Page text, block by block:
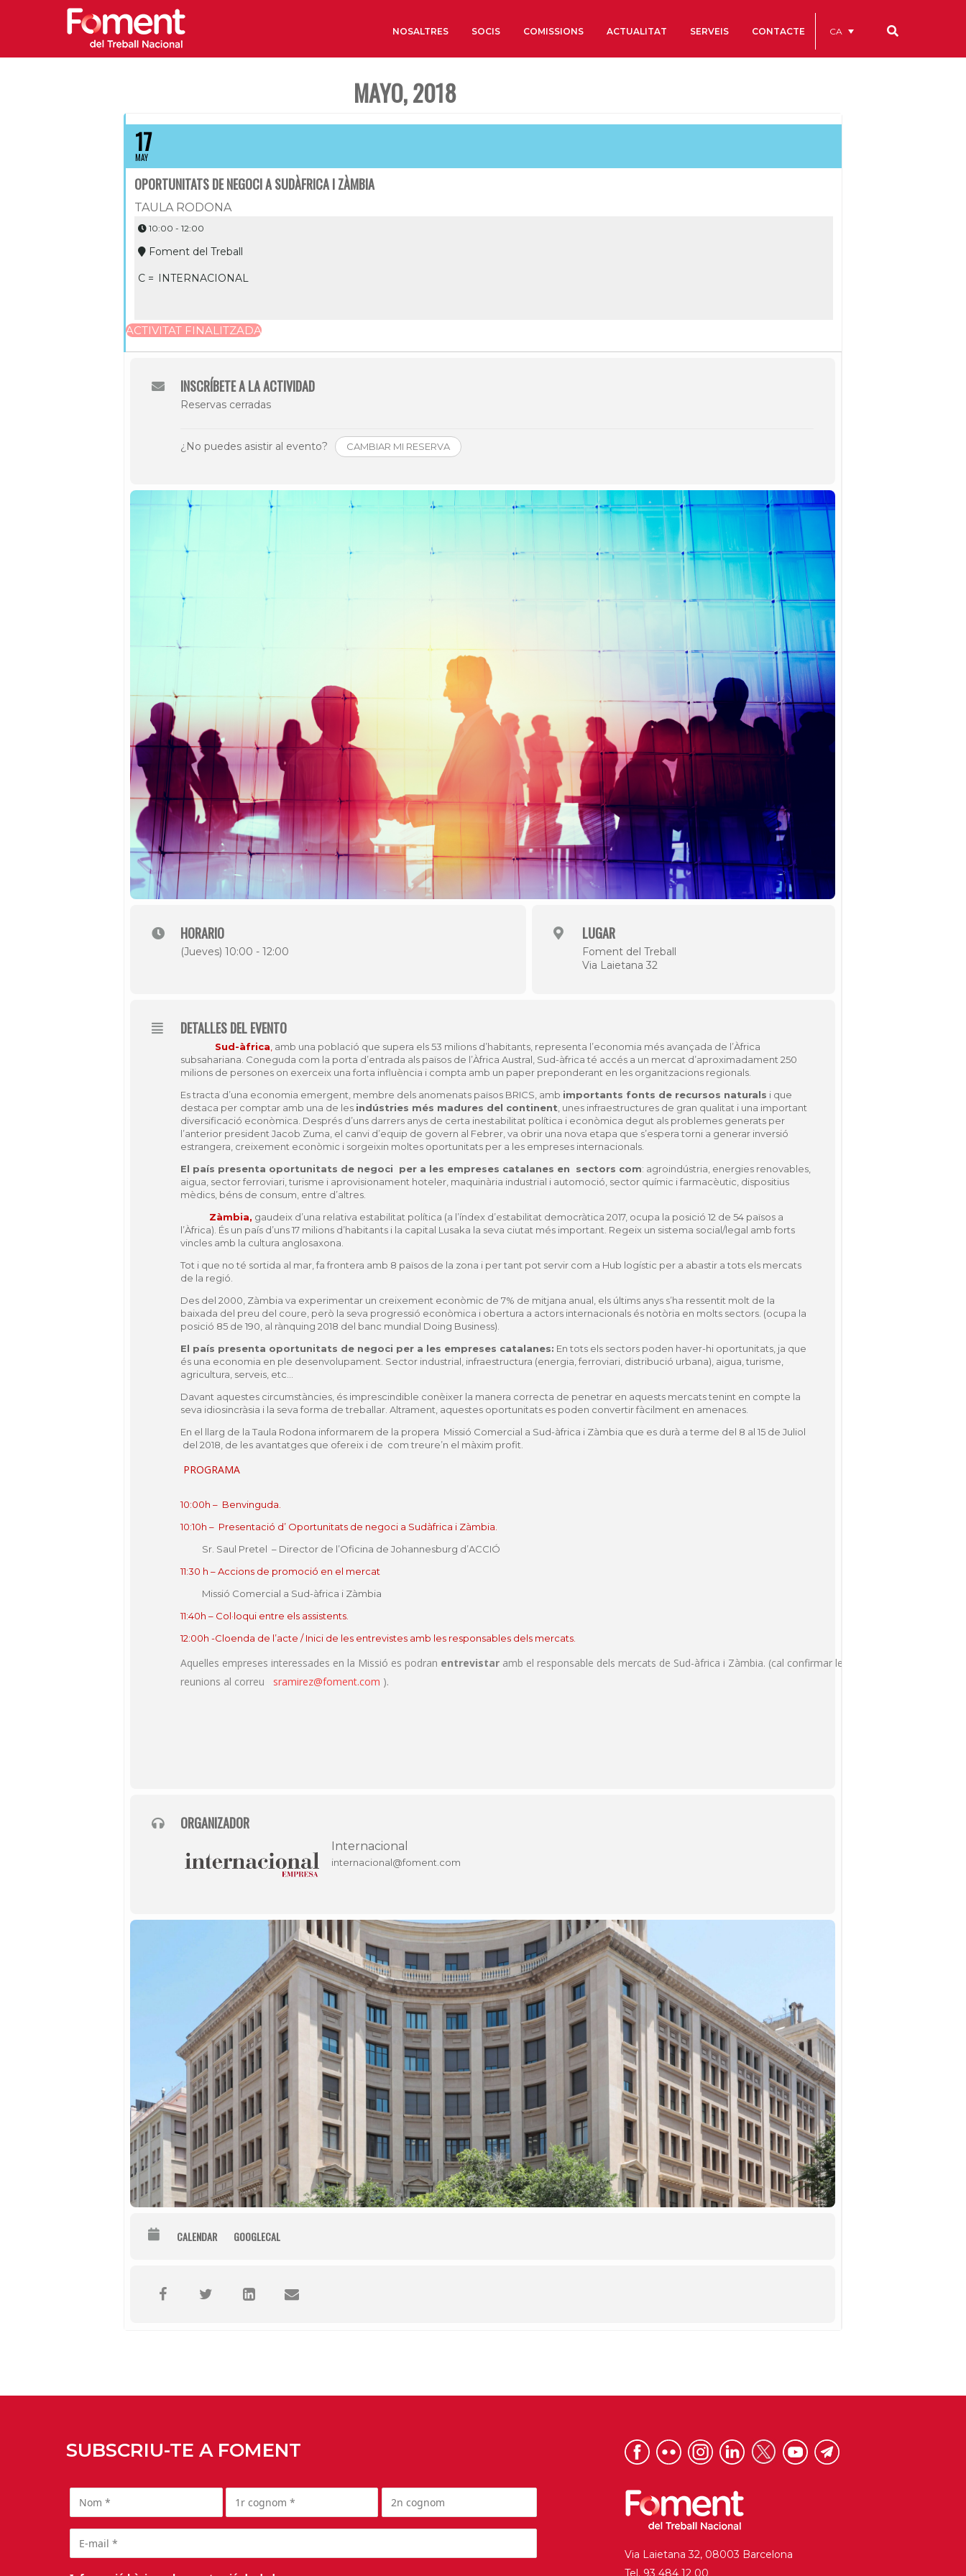
NOSALTRES SOCIS COMISSIONS ACTUALITAT SERVEIS CONTACTE CA
MAYO, 2018
17
MAY
OPORTUNITATS DE NEGOCI A SUDÀFRICA I ZÀMBIA
TAULA RODONA
10:00 - 12:00
Foment del Treball
C = INTERNACIONAL
ACTIVITAT FINALITZADA
INSCRÍBETE A LA ACTIVIDAD
Reservas cerradas
¿No puedes asistir al evento? CAMBIAR MI RESERVA
HORARIO
(Jueves) 10:00 - 12:00
LUGAR
Foment del Treball
Via Laietana 32
DETALLES DEL EVENTO
Sud-àfrica amb una població que supera els 53 milions d’habitants, representa l’economia més avançada de l’Àfrica
subsahariana. Coneguda com la porta d’entrada als països de l’Àfrica Austral, Sud-àfrica té accés a un mercat d’aproximadament 250
milions de persones on exerceix una forta influència i compta amb un paper preponderant en les organitzacions regionals.
Es tracta d’una economia emergent, membre dels anomenats països BRICS, amb importants fonts de recursos naturals i que
destaca per comptar amb una de les indústries més madures del continent , unes infraestructures de gran qualitat i una important
diversificació econòmica. Després d’uns darrers anys de certa inestabilitat política i econòmica degut als problemes generats per
l’anterior president Jacob Zuma, el canvi d’equip de govern al Febrer, va obrir una nova etapa que s’espera torni a generar inversió
estrangera, creixement econòmic i sorgeixin moltes oportunitats per a les empreses internacionals.
El país presenta oportunitats de negoci per a les empreses catalanes en sectors com: agroindústria, energies renovables,
aigua, sector ferroviari, turisme i aprovisionament hoteler, maquinària industrial i automoció, sector químic i farmacèutic, dispositius
mèdics, béns de consum, entre d’altres.
Zàmbia, gaudeix d’una relativa estabilitat política (a l’índex d’estabilitat democràtica 2017, ocupa la posició 12 de 54 països a
l’Àfrica). És un país d’uns 17 milions d’habitants i la capital Lusaka la seva ciutat més important. Regeix un sistema social/legal amb forts
vincles amb la cultura anglosaxona.
Tot i que no té sortida al mar, fa frontera amb 8 països de la zona i per tant pot servir com a Hub logístic per a abastir a tots els mercats
de la regió.
Des del 2000, Zàmbia va experimentar un creixement econòmic de 7% de mitjana anual, els últims anys s’ha ressentit molt de la
baixada del preu del coure, però la seva progressió econòmica i obertura a actors internacionals és notòria en molts sectors. (ocupa la
posició 85 de 190, al rànquing 2018 del banc mundial Doing Business).
El país presenta oportunitats de negoci per a les empreses catalanes: En tots els sectors poden haver-hi oportunitats, ja que
és una economia en ple desenvolupament. Sector industrial, infraestructura (energia, ferroviari, distribució urbana), aigua, turisme,
agricultura, serveis, etc…
Davant aquestes circumstàncies, és imprescindible conèixer la manera correcta de penetrar en aquests mercats tenint en compte la
seva idiosincràsia i la seva forma de treballar. Altrament, aquestes oportunitats es poden convertir fàcilment en amenaces.
En el llarg de la Taula Rodona informarem de la propera Missió Comercial a Sud-àfrica i Zàmbia que es durà a terme del 8 al 15 de Juliol
del 2018 , de les avantatges que ofereix i de com treure’n el màxim profit.
PROGRAMA
10:00h – Benvinguda.
10:10h – Presentació d’ Oportunitats de negoci a Sudàfrica i Zàmbia.
Sr. Saul Pretel – Director de l’Oficina de Johannesburg d’ACCIÓ
11:30 h – Accions de promoció en el mercat
Missió Comercial a Sud-àfrica i Zàmbia
11:40h – Col·loqui entre els assistents.
12:00h -Cloenda de l’acte / Inici de les entrevistes amb les responsables dels mercats.
Aquelles empreses interessades en la Missió es podran entrevistar amb el responsable dels mercats de Sud-àfrica i Zàmbia. (cal confirmar les
reunions al correu sramirez@foment.com ).
ORGANIZADOR
Internacional
internacional@foment.com
CALENDAR GOOGLECAL
SUBSCRIU-TE A FOMENT
Via Laietana 32, 08003 Barcelona
Tel. 93 484 12 00